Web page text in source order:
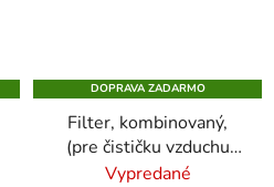
DOPRAVA ZADARMO
Filter, kombinovaný,
(pre čističku vzduchu
"AeraMax™ SV"), ?
Vypredané